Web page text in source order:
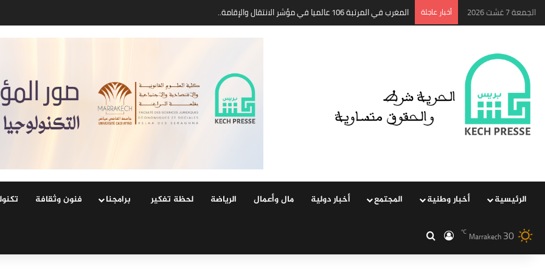
الجمعة 7 غشت 2026 ‏أخبار عاجلة المغرب في المرتبة 106 عالميا في مؤشر الانتقال والإقامة..
الرئيسية ‏أخبار وطنية المجتمع ‏أخبار دولية مال وأعمال الرياضة لحظة تفكير ‏ ‏برامجنا فنون وثقافة
Marrakech30
℃ ‏الدخول